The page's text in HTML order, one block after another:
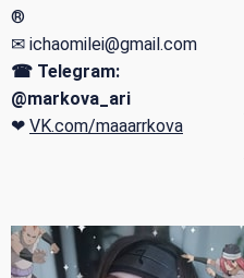
®
✉ ichaomilei@gmail.com
☎ Telegram:
@markova_ari
❤ VK.com/maaarrkova